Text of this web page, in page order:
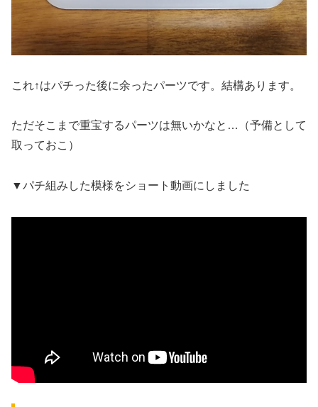
これ↑はパチった後に余ったパーツです。結構あります。
ただそこまで重宝するパーツは無いかなと…（予備として
取っておこ）
▼パチ組みした模様をショート動画にしました